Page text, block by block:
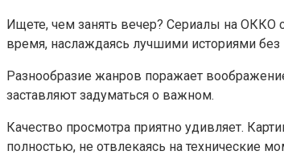
Ищете, чем занять вечер? Сериалы на ОККО
время, наслаждаясь лучшими историями
Разнообразие жанров поражает
заставляют задуматься о важном.
Качество просмотра приятно удивляет.
полностью, не отвлекаясь на технические